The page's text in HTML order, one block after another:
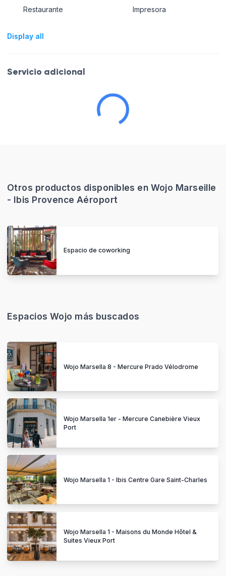
Restaurante Impresora
Display all
Servicio adicional
Otros productos disponibles en Wojo Marseille
- Ibis Provence Aéroport
Espacio de coworking
Espacios Wojo más buscados
Wojo Marsella 8 - Mercure Prado Vélodrome
Wojo Marsella 1er - Mercure Canebière Vieux
Port
Wojo Marsella 1 - Ibis Centre Gare Saint-Charles
Wojo Marsella 1 - Maisons du Monde Hôtel &
Suites Vieux Port